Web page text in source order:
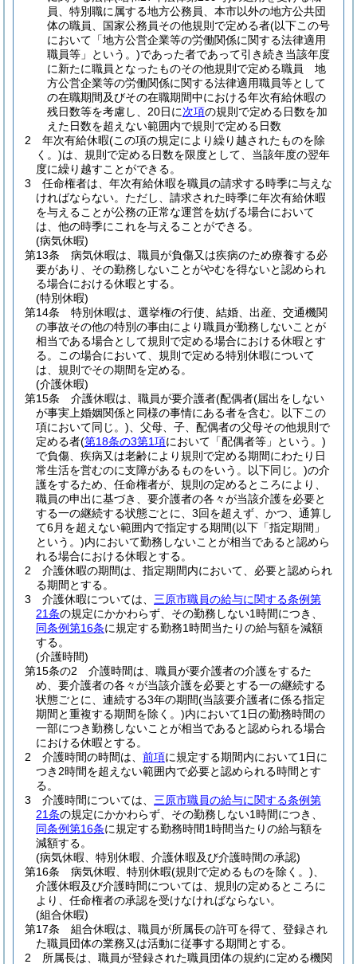
員、特別職に属する地方公務員、本市以外の地方公共団
体の職員、国家公務員その他規則で定める者(以下この号
において「地方公営企業等の労働関係に関する法律適用
職員等」という。)であった者であって引き続き当該年度
に新たに職員となったものその他規則で定める職員 地
方公営企業等の労働関係に関する法律適用職員等として
の在職期間及びその在職期間中における年次有給休暇の
残日数等を考慮し、20日に次項の規則で定める日数を加
えた日数を超えない範囲内で規則で定める日数
2
年次有給休暇(この項の規定により繰り越されたものを除
く。)は、規則で定める日数を限度として、当該年度の翌年
度に繰り越すことができる。
3
任命権者は、年次有給休暇を職員の請求する時季に与えな
ければならない。 ただし、請求された時季に年次有給休暇
を与えることが公務の正常な運営を妨げる場合において
は、他の時季にこれを与えることができる。
(病気休暇)
第13条
病気休暇は、職員が負傷又は疾病のため療養する必
要があり、その勤務しないことがやむを得ないと認められ
る場合における休暇とする。
(特別休暇)
第14条
特別休暇は、選挙権の行使、結婚、出産、交通機関
の事故その他の特別の事由により職員が勤務しないことが
相当である場合として規則で定める場合における休暇とす
る。
この場合において、規則で定める特別休暇について
は、規則でその期間を定める。
(介護休暇)
第15条
介護休暇は、職員が要介護者(配偶者(届出をしない
が事実上婚姻関係と同様の事情にある者を含む。以下この
項において同じ。) 、父母、子、配偶者の父母その他規則で
定める者(第18条の3第1項において「配偶者等」という。)
で負傷、疾病又は老齢により規則で定める期間にわたり日
常生活を営むのに支障があるものをいう。以下同じ。)の介
護をするため、任命権者が、規則の定めるところにより、
職員の申出に基づき、要介護者の各々が当該介護を必要と
する一の継続する状態ごとに、3回を超えず、かつ、通算し
て6月を超えない範囲内で指定する期間(以下「指定期間」
という。)内において勤務しないことが相当であると認めら
れる場合における休暇とする。
2
介護休暇の期間は、指定期間内において、必要と認められ
る期間とする。
3
介護休暇については、 三原市職員の給与に関する条例第
21条の規定にかかわらず、その勤務しない1時間につき、
同条例第16条に規定する勤務1時間当たりの給与額を減額
する。
(介護時間)
第15条の2
介護時間は、職員が要介護者の介護をするた
め、要介護者の各々が当該介護を必要とする一の継続する
状態ごとに、連続する3年の期間(当該要介護者に係る指定
期間と重複する期間を除く。)内において1日の勤務時間の
一部につき勤務しないことが相当であると認められる場合
における休暇とする。
2
介護時間の時間は、 前項に規定する期間内において1日に
つき2時間を超えない範囲内で必要と認められる時間とす
る。
3
介護時間については、 三原市職員の給与に関する条例第
21条の規定にかかわらず、その勤務しない1時間につき、
同条例第16条に規定する勤務時間1時間当たりの給与額を
減額する。
(病気休暇、特別休暇、介護休暇及び介護時間の承認)
第16条
病気休暇、特別休暇(規則で定めるものを除く。)
介護休暇及び介護時間については、規則の定めるところに
より、任命権者の承認を受けなければならない。
(組合休暇)
第17条
組合休暇は、職員が所属長の許可を得て、登録され
た職員団体の業務又は活動に従事する期間とする。
2
所属長は、職員が登録された職員団体の規約に定める機関